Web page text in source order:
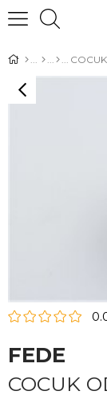
FEDE
COCUK